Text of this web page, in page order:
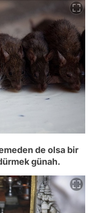
de olsa bir
günah.